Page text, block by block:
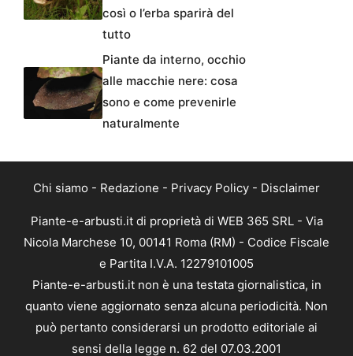
così o l’erba sparirà del
tutto
Piante da interno, occhio
alle macchie nere: cosa
sono e come prevenirle
naturalmente
Chi siamo - Redazione - Privacy Policy - Disclaimer
Piante-e-arbusti.it di proprietà di WEB 365 SRL - Via
Nicola Marchese 10, 00141 Roma (RM) - Codice Fiscale
e Partita I.V.A. 12279101005
Piante-e-arbusti.it non è una testata giornalistica, in
quanto viene aggiornato senza alcuna periodicità. Non
può pertanto considerarsi un prodotto editoriale ai
sensi della legge n. 62 del 07.03.2001